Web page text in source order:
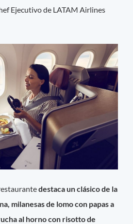
Ejecutivo de LATAM Airlines
destaca un clásico de la
milanesas de lomo con papas a
al horno con risotto de